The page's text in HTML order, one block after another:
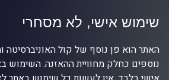
שימוש אישי, לא מסחרי
האתר הוא פן נוסף של קול האוניברסיטה
נוספים כחלק מחוויית ההאזנה. השימוש